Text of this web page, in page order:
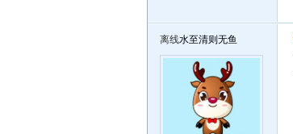
离线水至清则无鱼